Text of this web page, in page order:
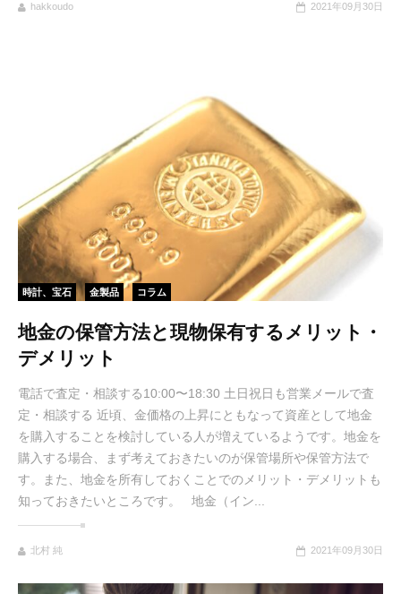
hakkoudo 2021年09月30日
時計、宝石 金製品 コラム
地金の保管方法と現物保有するメリット・
デメリット
電話で査定・相談する10:00〜18:30 土日祝日も営業メールで査
定・相談する 近頃、金価格の上昇にともなって資産として地金
を購入することを検討している人が増えているようです。地金を
購入する場合、まず考えておきたいのが保管場所や保管方法で
す。また、地金を所有しておくことでのメリット・デメリットも
知っておきたいところです。 地金（イン...
北村 純 2021年09月30日